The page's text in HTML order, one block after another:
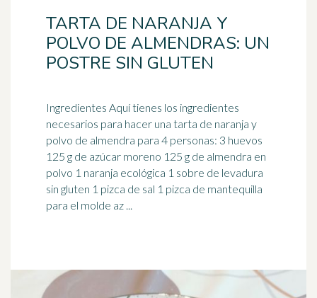
TARTA DE NARANJA Y
POLVO DE ALMENDRAS: UN
POSTRE SIN GLUTEN
Ingredientes Aquí tienes los ingredientes
necesarios para hacer una tarta de naranja y
polvo de almendra para 4 personas: 3 huevos
125 g de azúcar moreno 125 g de almendra en
polvo 1 naranja ecológica 1 sobre de levadura
sin gluten 1 pizca de sal 1 pizca de mantequilla
para el molde az ...